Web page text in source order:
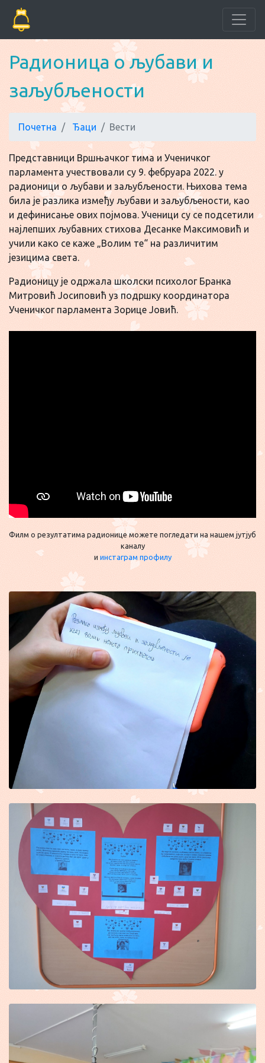
Радионица о љубави и
заљубљености
Почетна Ђаци Вести
Представници Вршњачког тима и Ученичког
парламента учествовали су 9. фебруара 2022. у
радионици о љубави и заљубљености. Њихова тема
била је разлика између љубави и заљубљености, као
и дефинисање ових појмова. Ученици су се подсетили
најлепших љубавних стихова Десанке Максимовић и
учили како се каже „Волим те“ на различитим
језицима света.
Радионицу је одржала школски психолог Бранка
Митровић Јосиповић уз подршку координатора
Ученичког парламента Зорице Јовић.
Филм о резултатима радионице можете погледати на нашем јутјуб
каналу
и инстаграм профилу